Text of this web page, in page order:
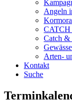
Angeln
Catch &
Arten-
Kontakt
Suche